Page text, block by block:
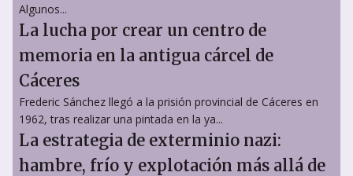
Algunos...
La lucha por crear un centro de
memoria en la antigua cárcel de
Cáceres
Frederic Sánchez llegó a la prisión provincial de Cáceres en
1962, tras realizar una pintada en la ya...
La estrategia de exterminio nazi:
hambre, frío y explotación más allá de